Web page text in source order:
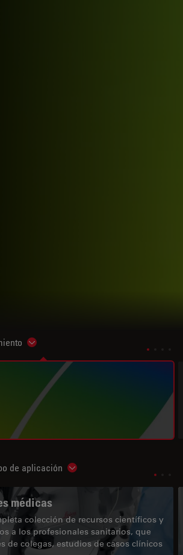
Show subnavigation
de aplicación Show subnavigation
médicas
colección de recursos científicos y
a los profesionales sanitarios, que
de colegas, estudios de casos clínicos